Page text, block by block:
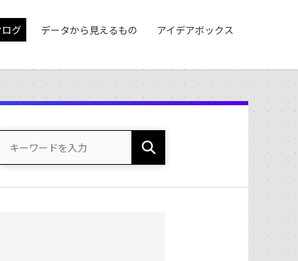
グ データから見えるもの アイデアボックス